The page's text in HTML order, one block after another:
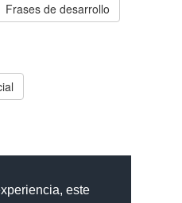
este
Frases de desarrollo